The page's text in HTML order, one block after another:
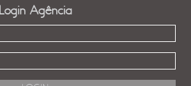
Login Agência